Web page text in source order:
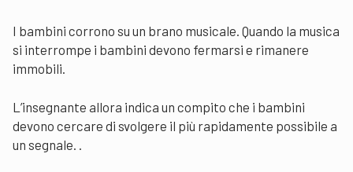
I bambini corrono su un brano musicale. Quando la musica
si interrompe i bambini devono fermarsi e rimanere
immobili.
L’insegnante allora indica un compito che i bambini
devono cercare di svolgere il più rapidamente possibile a
un segnale. .